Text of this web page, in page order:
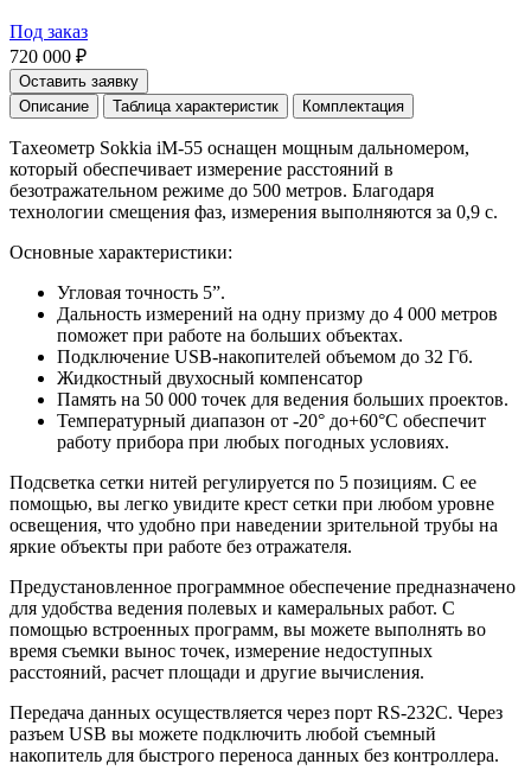
Под заказ
720 000 ₽
Оставить заявку
Описание
Таблица характеристик Комплектация
Тахеометр Sokkia iM-55 оснащен мощным дальномером,
который обеспечивает измерение расстояний в
безотражательном режиме до 500 метров. Благодаря
технологии смещения фаз, измерения выполняются за 0,9 с.
Основные характеристики:
Угловая точность 5”.
Дальность измерений на одну призму до 4 000 метров
поможет при работе на больших объектах.
Подключение USB-накопителей объемом до 32 Гб.
Жидкостный двухосный компенсатор
Память на 50 000 точек для ведения больших проектов.
Температурный диапазон от -20° до+60°С обеспечит
работу прибора при любых погодных условиях.
Подсветка сетки нитей регулируется по 5 позициям. С ее
помощью, вы легко увидите крест сетки при любом уровне
освещения, что удобно при наведении зрительной трубы на
яркие объекты при работе без отражателя.
Предустановленное программное обеспечение предназначено
для удобства ведения полевых и камеральных работ. С
помощью встроенных программ, вы можете выполнять во
время съемки вынос точек, измерение недоступных
расстояний, расчет площади и другие вычисления.
Передача данных осуществляется через порт RS-232C. Через
разъем USB вы можете подключить любой съемный
накопитель для быстрого переноса данных без контроллера.